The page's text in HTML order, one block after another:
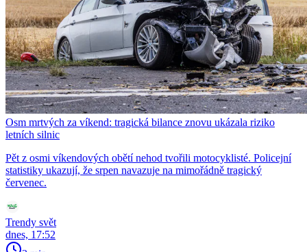
Osm mrtvých za víkend: tragická bilance znovu ukázala riziko
letních silnic
Pět z osmi víkendových obětí nehod tvořili motocyklisté. Policejní
statistiky ukazují, že srpen navazuje na mimořádně tragický
červenec.
Trendy svět
dnes, 17:52